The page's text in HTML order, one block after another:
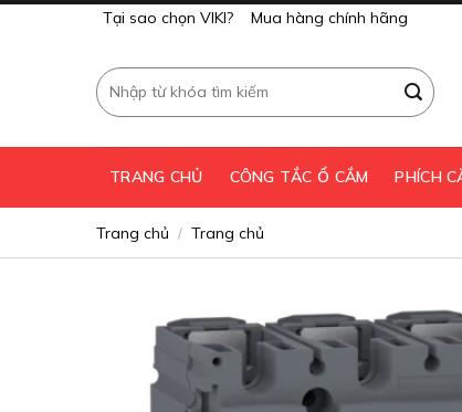
Tại sao chọn VIKI? Mua hàng chính hãng
Tìm
kiếm:
TRANG CHỦ CÔNG TẮC Ổ CẮM PHÍCH
Trang chủ / Trang chủ